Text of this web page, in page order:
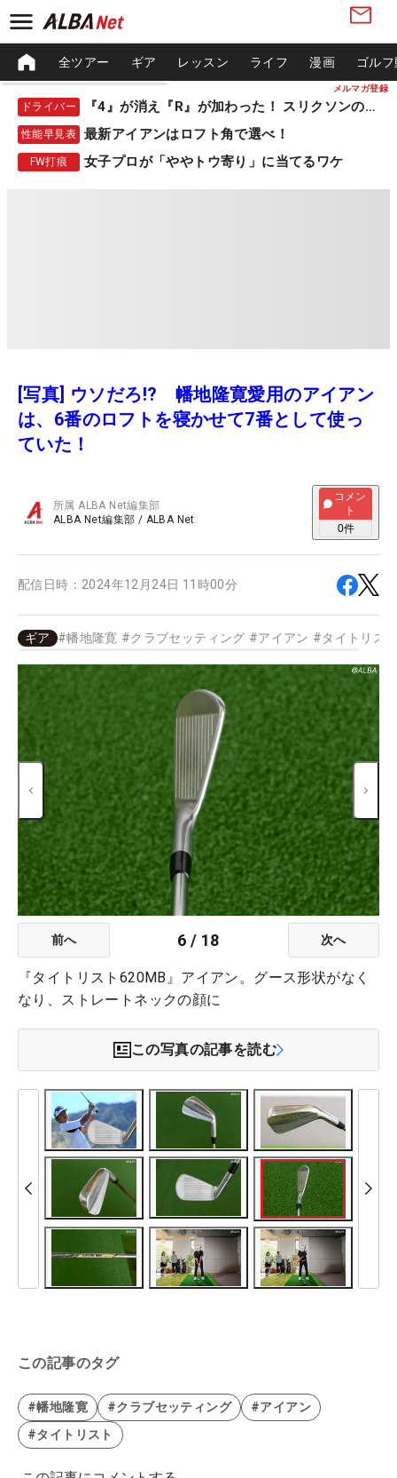
メルマガ登録
全ツアー ギア レッスン ライフ 漫画 ゴル
ドライバー 『4』が消え『R』が加わった！ スリクソンの新作
性能早見表 最新アイアンはロフト角で選べ！
FW打痕 女子プロが「ややトウ寄り」に当てるワケ
[写真] ウソだろ!? 幡地隆寛愛用のアイアン
は、6番のロフトを寝かせて7番として使っ
ていた！
所属ALBA Net編集部
ALBA Net編集部 / ALBA Net
コメン
ト
0件
配信日時： 2024年12月24日 11時00分
ギア #幡地隆寛 #クラブセッティング #アイアン #タイトリス
前へ 6 / 18 次へ
『タイトリスト620MB』アイアン。グース形状がなく
なり、ストレートネックの顔に
この写真の記事を読む
この記事のタグ
#幡地隆寛 #クラブセッティング
#アイアン
#タイトリスト